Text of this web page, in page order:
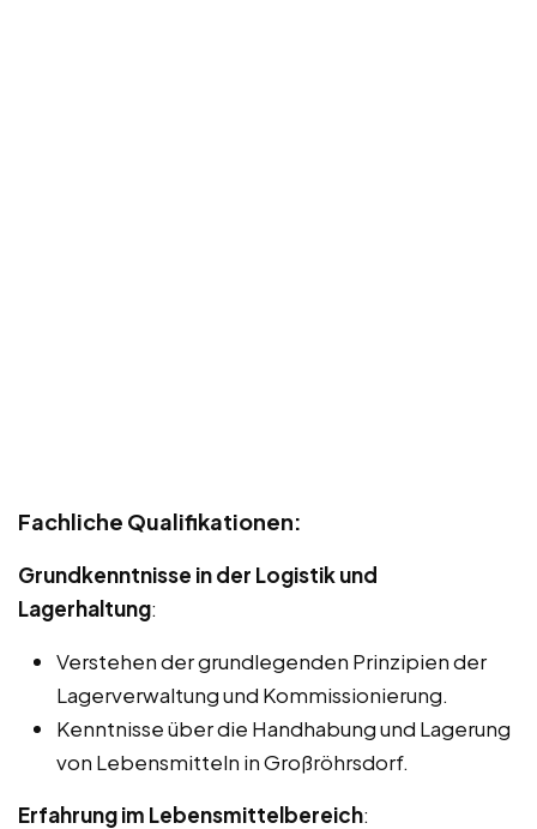
Fachliche Qualifikationen:
Grundkenntnisse in der Logistik und
Lagerhaltung:
Verstehen der grundlegenden Prinzipien der
Lagerverwaltung und Kommissionierung.
Kenntnisse über die Handhabung und Lagerung
von Lebensmitteln in Großröhrsdorf.
Erfahrung im Lebensmittelbereich: